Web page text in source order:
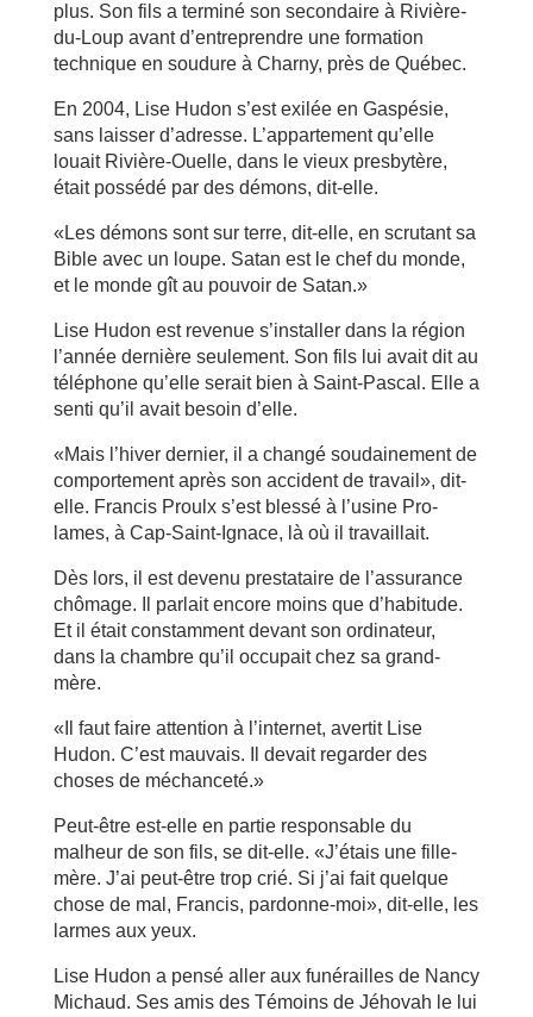
plus. Son fils a terminé son secondaire à Rivière-
du-Loup avant d’entreprendre une formation
technique en soudure à Charny, près de Québec.
En 2004, Lise Hudon s’est exilée en Gaspésie,
sans laisser d’adresse. L’appartement qu’elle
louait Rivière-Ouelle, dans le vieux presbytère,
était possédé par des démons, dit-elle.
«Les démons sont sur terre, dit-elle, en scrutant sa
Bible avec un loupe. Satan est le chef du monde,
et le monde gît au pouvoir de Satan.»
Lise Hudon est revenue s’installer dans la région
l’année dernière seulement. Son fils lui avait dit au
téléphone qu’elle serait bien à Saint-Pascal. Elle a
senti qu’il avait besoin d’elle.
«Mais l’hiver dernier, il a changé soudainement de
comportement après son accident de travail», dit-
elle. Francis Proulx s’est blessé à l’usine Pro-
lames, à Cap-Saint-Ignace, là où il travaillait.
Dès lors, il est devenu prestataire de l’assurance
chômage. Il parlait encore moins que d’habitude.
Et il était constamment devant son ordinateur,
dans la chambre qu’il occupait chez sa grand-
mère.
«Il faut faire attention à l’internet, avertit Lise
Hudon. C’est mauvais. Il devait regarder des
choses de méchanceté.»
Peut-être est-elle en partie responsable du
malheur de son fils, se dit-elle. «J’étais une fille-
mère. J’ai peut-être trop crié. Si j’ai fait quelque
chose de mal, Francis, pardonne-moi», dit-elle, les
larmes aux yeux.
Lise Hudon a pensé aller aux funérailles de Nancy
Michaud. Ses amis des Témoins de Jéhovah le lui